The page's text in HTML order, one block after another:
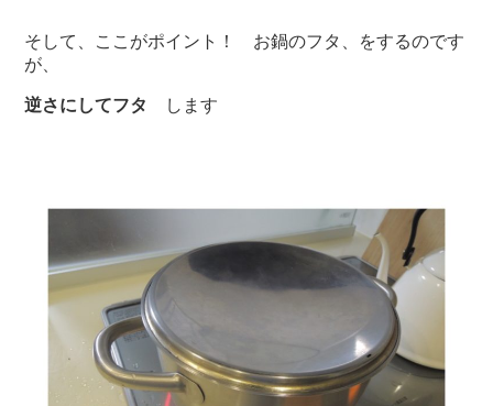
そして、ここがポイント！ お鍋のフタ、をするのです
が、
逆さにしてフタ します